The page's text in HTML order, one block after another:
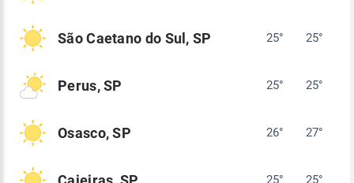
São Caetano do Sul, SP 25° 25°
Perus, SP 25° 25°
Osasco, SP 26° 27°
25° 25°